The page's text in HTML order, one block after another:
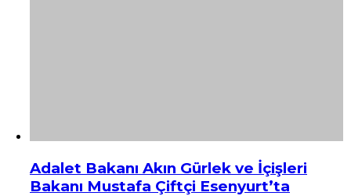
Adalet Bakanı Akın Gürlek ve İçişleri
Bakanı Mustafa Çiftçi Esenyurt’ta